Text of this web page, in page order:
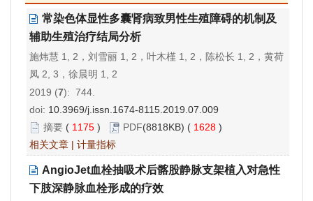
常染色体显性多囊肾病致男性生殖障碍的机制及
辅助生殖治疗结局分析
施炜慧 1, 2，刘雪丽 1, 2，叶木槿 1, 2，陈松长 1, 2，黄荷
凤 2, 3，徐晨明 1, 2
2019 (7): 744.
doi: 10.3969/j.issn.1674-8115.2019.07.009
摘要 ( 1175 ) PDF(8818KB) ( 1628 )
相关文章 | 计量指标
AngioJet血栓抽吸术后髂股静脉支架植入对急性
下肢深静脉血栓形成的疗效